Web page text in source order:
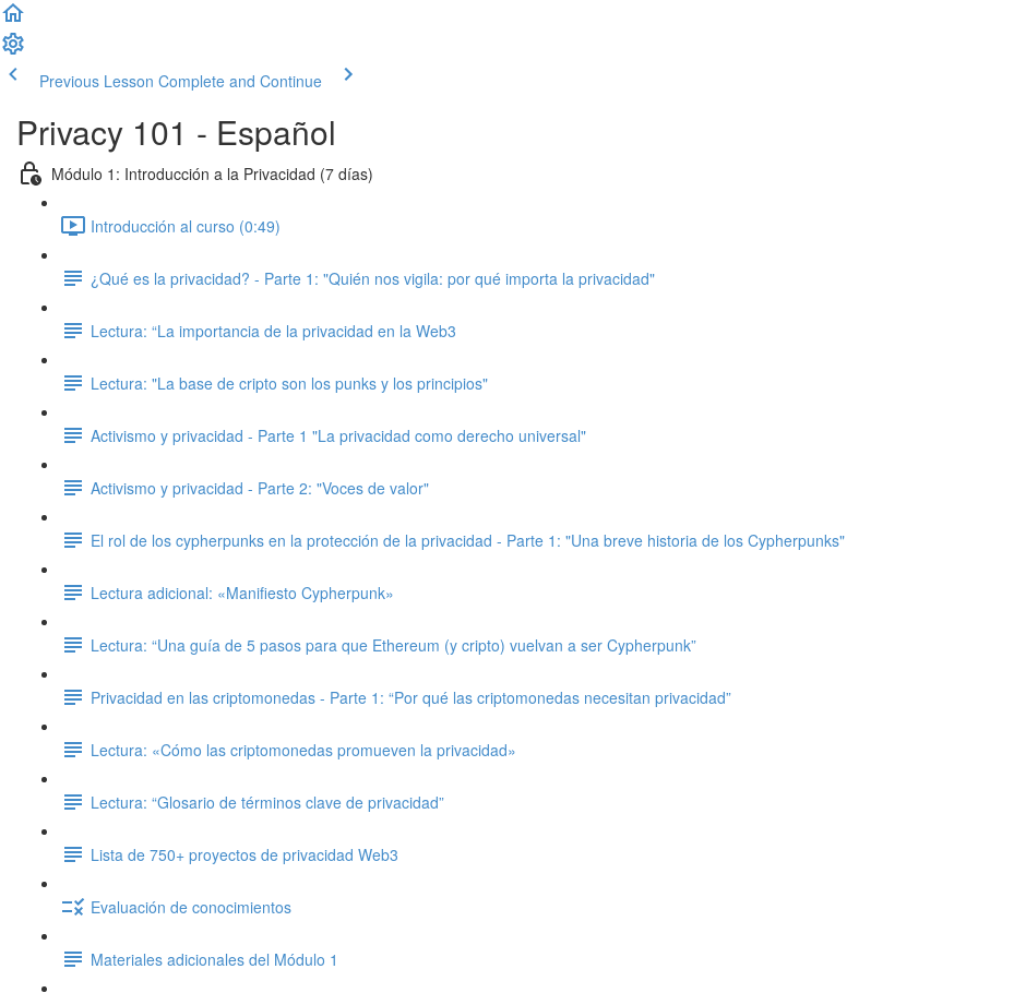
Previous Lesson Complete and Continue
Privacy 101 - Español
Módulo 1: Introducción a la Privacidad (7 días)
Introducción al curso (0:49)
¿Qué es la privacidad? - Parte 1: "Quién nos vigila: por qué importa la privacidad"
Lectura: “La importancia de la privacidad en la Web3
Lectura: "La base de cripto son los punks y los principios"
Activismo y privacidad - Parte 1 "La privacidad como derecho universal"
Activismo y privacidad - Parte 2: "Voces de valor"
El rol de los cypherpunks en la protección de la privacidad - Parte 1: "Una breve historia de los Cypherpunks"
Lectura adicional: «Manifiesto Cypherpunk»
Lectura: “Una guía de 5 pasos para que Ethereum (y cripto) vuelvan a ser Cypherpunk”
Privacidad en las criptomonedas - Parte 1: “Por qué las criptomonedas necesitan privacidad”
Lectura: «Cómo las criptomonedas promueven la privacidad»
Lectura: “Glosario de términos clave de privacidad”
Lista de 750+ proyectos de privacidad Web3
Evaluación de conocimientos
Materiales adicionales del Módulo 1